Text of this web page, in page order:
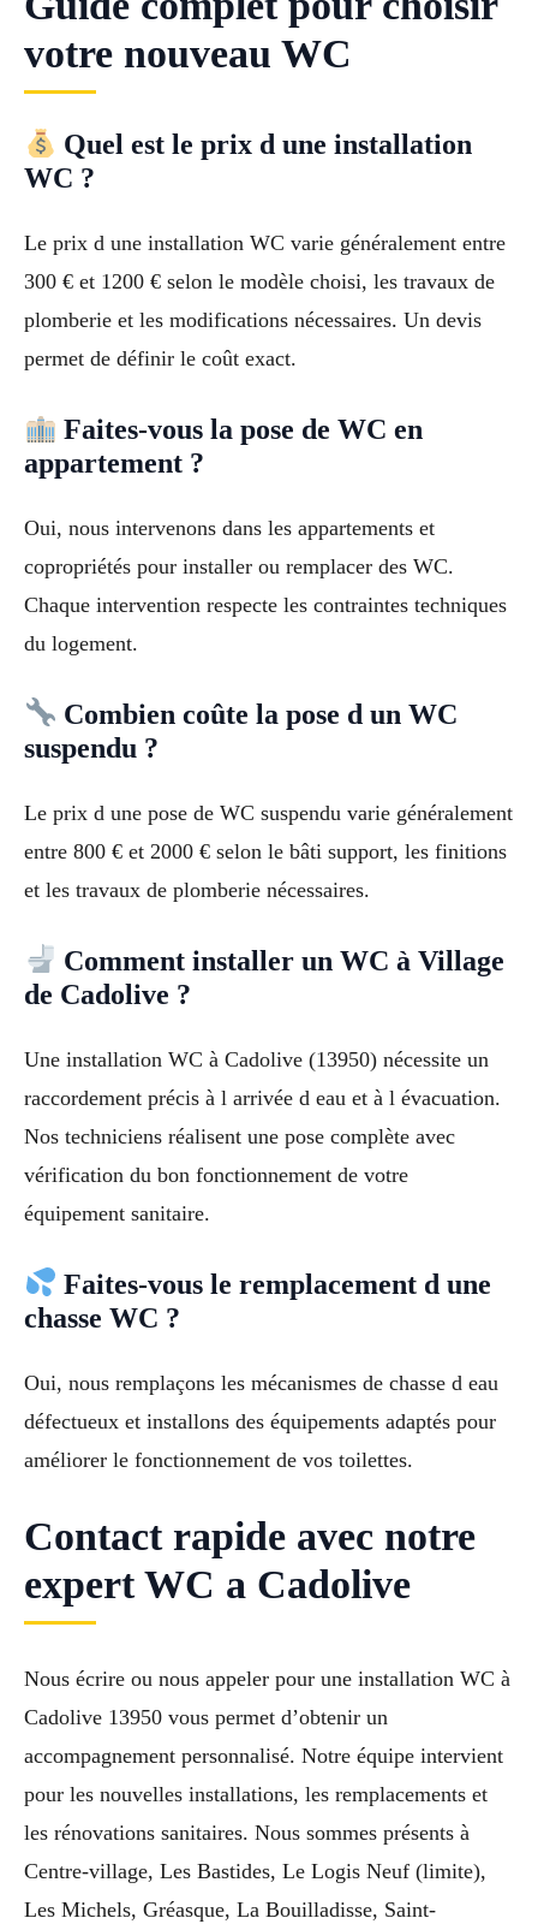
votre nouveau WC
Quel est le prix d une installation
WC ?
Le prix d une installation WC varie généralement entre
300 € et 1200 € selon le modèle choisi, les travaux de
plomberie et les modifications nécessaires. Un devis
permet de définir le coût exact.
Faites-vous la pose de WC en
appartement ?
Oui, nous intervenons dans les appartements et
copropriétés pour installer ou remplacer des WC.
Chaque intervention respecte les contraintes techniques
du logement.
Combien coûte la pose d un WC
suspendu ?
Le prix d une pose de WC suspendu varie généralement
entre 800 € et 2000 € selon le bâti support, les finitions
et les travaux de plomberie nécessaires.
Comment installer un WC à Village
de Cadolive ?
Une installation WC à Cadolive (13950) nécessite un
raccordement précis à l arrivée d eau et à l évacuation.
Nos techniciens réalisent une pose complète avec
vérification du bon fonctionnement de votre
équipement sanitaire.
Faites-vous le remplacement d une
chasse WC ?
Oui, nous remplaçons les mécanismes de chasse d eau
défectueux et installons des équipements adaptés pour
améliorer le fonctionnement de vos toilettes.
Contact rapide avec notre
expert WC a Cadolive
Nous écrire ou nous appeler pour une installation WC à
Cadolive 13950 vous permet d’obtenir un
accompagnement personnalisé. Notre équipe intervient
pour les nouvelles installations, les remplacements et
les rénovations sanitaires. Nous sommes présents à
Centre-village, Les Bastides, Le Logis Neuf (limite),
Les Michels, Gréasque, La Bouilladisse, Saint-